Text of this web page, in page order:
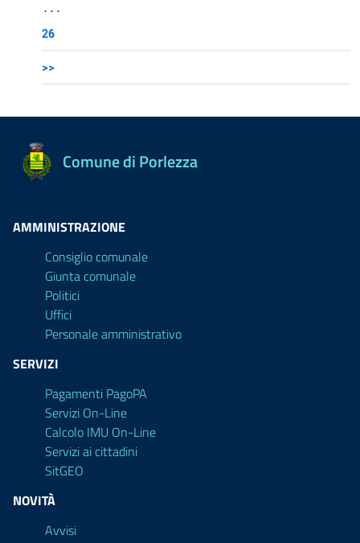
...
26
>>
Comune di Porlezza
AMMINISTRAZIONE
Consiglio comunale
Giunta comunale
Politici
Uffici
Personale amministrativo
SERVIZI
Pagamenti PagoPA
Servizi On-Line
Calcolo IMU On-Line
Servizi ai cittadini
SitGEO
NOVITÀ
Avvisi